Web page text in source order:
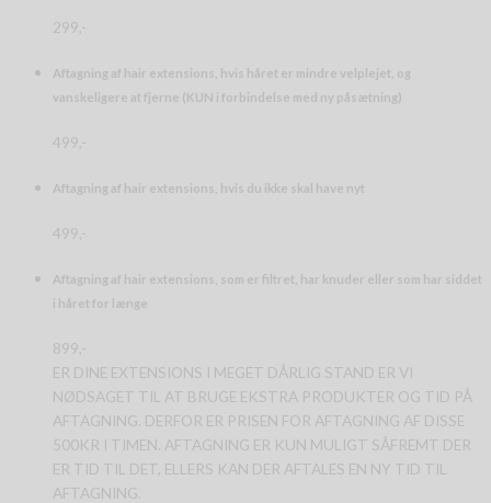
299,-
Aftagning af hair extensions, hvis håret er mindre velplejet, og
vanskeligere at fjerne (KUN i forbindelse med ny påsætning)
499,-
Aftagning af hair extensions, hvis du ikke skal have nyt
499,-
Aftagning af hair extensions, som er filtret, har knuder eller som har siddet
i håret for længe
899,-
ER DINE EXTENSIONS I MEGET DÅRLIG STAND ER VI
NØDSAGET TIL AT BRUGE EKSTRA PRODUKTER OG TID PÅ
AFTAGNING. DERFOR ER PRISEN FOR AFTAGNING AF DISSE
500KR I TIMEN. AFTAGNING ER KUN MULIGT SÅFREMT DER
ER TID TIL DET, ELLERS KAN DER AFTALES EN NY TID TIL
AFTAGNING.